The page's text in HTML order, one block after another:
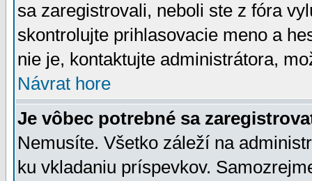
sa zaregistrovali, neboli ste z fóra
skontrolujte prihlasovacie meno a
nie je, kontaktujte administrátora,
Návrat hore
Je vôbec potrebné sa
Nemusíte. Všetko záleží na
ku vkladaniu príspevkov.